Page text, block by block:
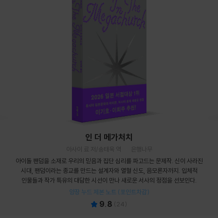
인 더 메가처치
아사이 료 저/송태욱 역
은행나무
아이돌 팬덤을 소재로 우리의 믿음과 집단 심리를 파고드는 문제작. 신이 사라진
시대, 팬덤이라는 종교를 만드는 설계자와 열혈 신도, 음모론자까지. 입체적
인물들과 작가 특유의 대담한 시선이 만나 새로운 서사의 정점을 선보인다.
양장 누드 제본 노트 (포인트차감)
9.8 24